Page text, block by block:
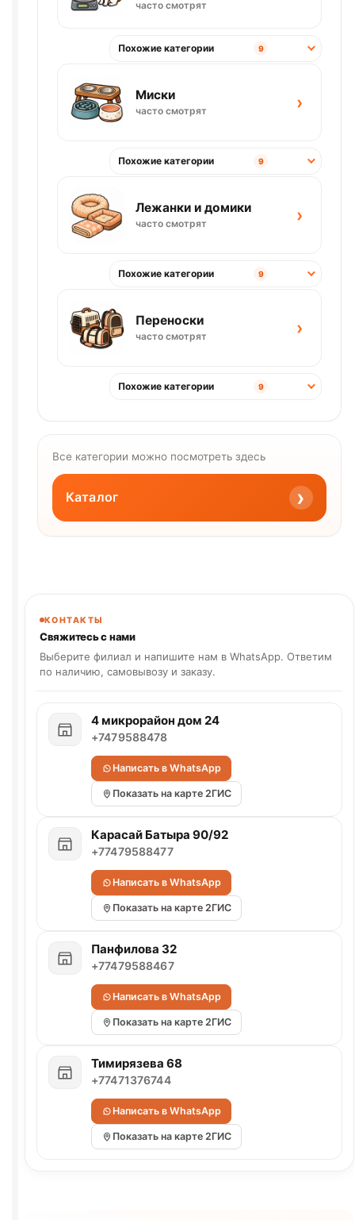
часто смотрят
Похожие категории 9
Миски
часто смотрят ›
Похожие категории 9
Лежанки и домики
часто смотрят ›
Похожие категории 9
Переноски
часто смотрят ›
Похожие категории 9
Все категории можно посмотреть здесь
Каталог ›
КОНТАКТЫ
Свяжитесь с нами
Выберите филиал и напишите нам в WhatsApp. Ответим
по наличию, самовывозу и заказу.
4 микрорайон дом 24
+7479588478
Написать в WhatsApp
Показать на карте 2ГИС
Карасай Батыра 90/92
+77479588477
Написать в WhatsApp
Показать на карте 2ГИС
Панфилова 32
+77479588467
Написать в WhatsApp
Показать на карте 2ГИС
Тимирязева 68
+77471376744
Написать в WhatsApp
Показать на карте 2ГИС